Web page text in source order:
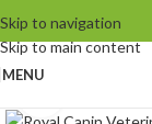
Skip to navigation
Skip to main content
MENU